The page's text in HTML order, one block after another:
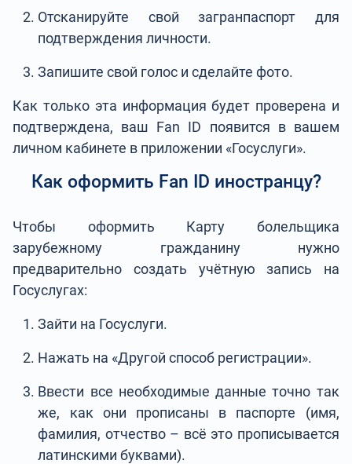
Отсканируйте свой загранпаспорт для
подтверждения личности.
Запишите свой голос и сделайте фото.
Как только эта информация будет проверена и
подтверждена, ваш Fan ID появится в вашем
личном кабинете в приложении «Госуслуги».
Как оформить Fan ID иностранцу?
Чтобы оформить Карту болельщика
зарубежному гражданину нужно
предварительно создать учётную запись на
Госуслугах:
Зайти на Госуслуги.
Нажать на «Другой способ регистрации».
Ввести все необходимые данные точно так
же, как они прописаны в паспорте (имя,
фамилия, отчество – всё это прописывается
латинскими буквами).